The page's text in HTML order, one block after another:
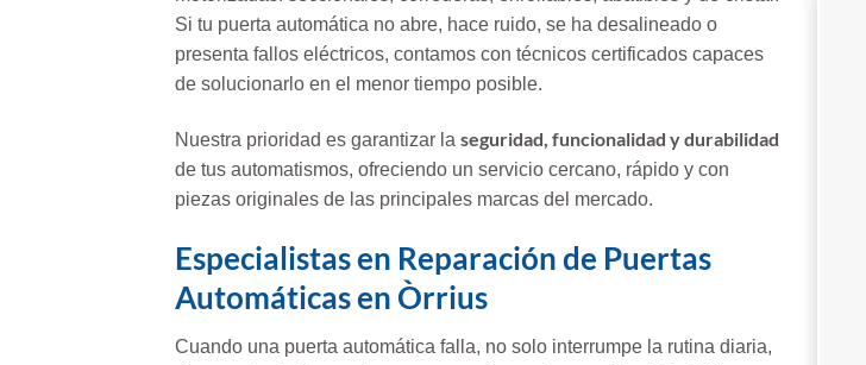
Si tu puerta automática no abre, hace ruido, se ha desalineado o
presenta fallos eléctricos, contamos con técnicos certificados capaces
de solucionarlo en el menor tiempo posible.
Nuestra prioridad es garantizar la seguridad, funcionalidad y durabilidad
de tus automatismos, ofreciendo un servicio cercano, rápido y con
piezas originales de las principales marcas del mercado.
Especialistas en Reparación de Puertas
Automáticas en Òrrius
Cuando una puerta automática falla, no solo interrumpe la rutina diaria,